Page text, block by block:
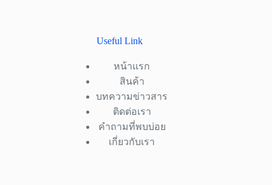
Useful Link
หน้าแรก
สินค้า
บทความข่าวสาร
ติดต่อเรา
คำถามที่พบบ่อย
เกี่ยวกับเรา